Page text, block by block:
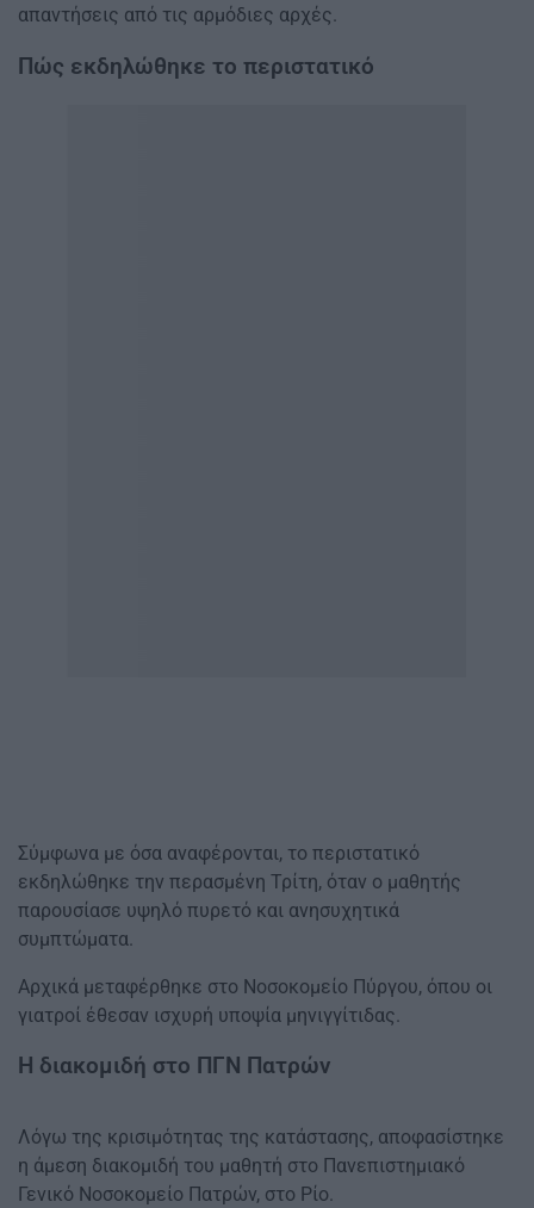
απαντήσεις από τις αρμόδιες αρχές.
Πώς εκδηλώθηκε το περιστατικό
Σύμφωνα με όσα αναφέρονται, το περιστατικό
εκδηλώθηκε την περασμένη Τρίτη, όταν ο μαθητής
παρουσίασε υψηλό πυρετό και ανησυχητικά
συμπτώματα.
Αρχικά μεταφέρθηκε στο Νοσοκομείο Πύργου, όπου οι
γιατροί έθεσαν ισχυρή υποψία μηνιγγίτιδας.
Η διακομιδή στο ΠΓΝ Πατρών
Λόγω της κρισιμότητας της κατάστασης, αποφασίστηκε
η άμεση διακομιδή του μαθητή στο Πανεπιστημιακό
Γενικό Νοσοκομείο Πατρών, στο Ρίο.